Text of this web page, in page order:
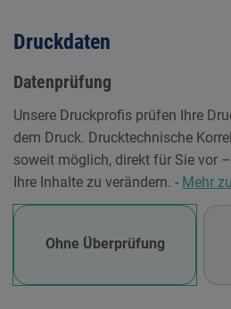
Druckdaten
Datenprüfung
Unsere Druckprofis prüfen Ihre
dem Druck. Drucktechnische
soweit möglich, direkt für Sie vor
Ihre Inhalte zu verändern. - Mehr
Ohne Überprüfung